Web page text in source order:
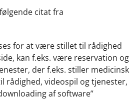
citat fra
for at være stillet til rådighed
kan f.eks. være reservation og
der f.eks. stiller medicinsk
rådighed, videospil og tjenester,
af software”